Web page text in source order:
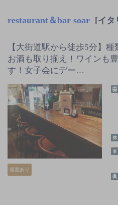
restaurant＆bar soar [イタ
【大街道駅から徒歩5分】
お酒も取り揃え！ワインも
す！女子会にデー…
個室あり